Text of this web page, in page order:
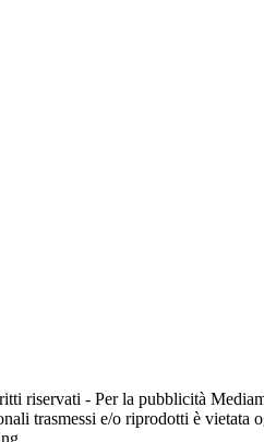
riservati - Per la pubblicità
trasmessi e/o riprodotti è